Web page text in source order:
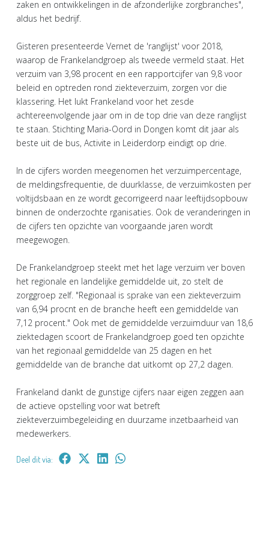
zaken en ontwikkelingen in de afzonderlijke zorgbranches",
aldus het bedrijf.
Gisteren presenteerde Vernet de 'ranglijst' voor 2018,
waarop de Frankelandgroep als tweede vermeld staat. Het
verzuim van 3,98 procent en een rapportcijfer van 9,8 voor
beleid en optreden rond ziekteverzuim, zorgen vor die
klassering. Het lukt Frankeland voor het zesde
achtereenvolgende jaar om in de top drie van deze ranglijst
te staan. Stichting Maria-Oord in Dongen komt dit jaar als
beste uit de bus, Activite in Leiderdorp eindigt op drie.
In de cijfers worden meegenomen het verzuimpercentage,
de meldingsfrequentie, de duurklasse, de verzuimkosten per
voltijdsbaan en ze wordt gecorrigeerd naar leeftijdsopbouw
binnen de onderzochte rganisaties. Ook de veranderingen in
de cijfers ten opzichte van voorgaande jaren wordt
meegewogen.
De Frankelandgroep steekt met het lage verzuim ver boven
het regionale en landelijke gemiddelde uit, zo stelt de
zorggroep zelf. "Regionaal is sprake van een ziekteverzuim
van 6,94 procnt en de branche heeft een gemiddelde van
7,12 procent." Ook met de gemiddelde verzuimduur van 18,6
ziektedagen scoort de Frankelandgroep goed ten opzichte
van het regionaal gemiddelde van 25 dagen en het
gemiddelde van de branche dat uitkomt op 27,2 dagen.
Frankeland dankt de gunstige cijfers naar eigen zeggen aan
de actieve opstelling voor wat betreft
ziekteverzuimbegeleiding en duurzame inzetbaarheid van
medewerkers.
Deel dit via: